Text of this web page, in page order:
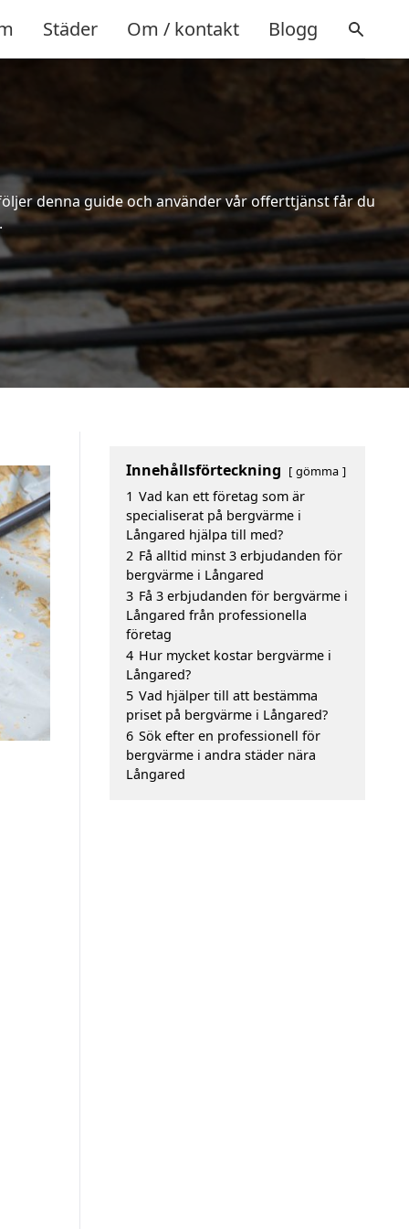
Städer Om / kontakt Blogg
denna guide och använder vår offerttjänst får du
Innehållsförteckning gömma
1 Vad kan ett företag som är
specialiserat på bergvärme i
Långared hjälpa till med?
2 Få alltid minst 3 erbjudanden för
bergvärme i Långared
3 Få 3 erbjudanden för bergvärme i
Långared från professionella
företag
4 Hur mycket kostar bergvärme i
Långared?
5 Vad hjälper till att bestämma
priset på bergvärme i Långared?
6 Sök efter en professionell för
bergvärme i andra städer nära
Långared